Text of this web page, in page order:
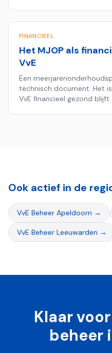
FINANCIEEL
Het MJOP als
VvE
Een
technisch document. Het
VvE financieel gezond blijft.
Ook actief in de
VvE Beheer Apeldoorn →
VvE Beheer Leeuwarden →
Klaar
beheer